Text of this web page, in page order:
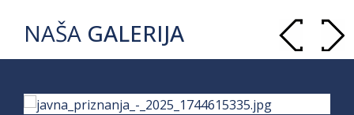
NAŠA GALERIJA